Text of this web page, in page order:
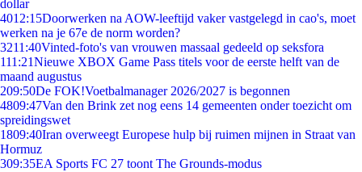
dollar
4012:15Doorwerken na AOW-leeftijd vaker vastgelegd in cao's, moet
werken na je 67e de norm worden?
3211:40Vinted-foto's van vrouwen massaal gedeeld op seksfora
111:21Nieuwe XBOX Game Pass titels voor de eerste helft van de
maand augustus
209:50De FOK!Voetbalmanager 2026/2027 is begonnen
4809:47Van den Brink zet nog eens 14 gemeenten onder toezicht om
spreidingswet
1809:40Iran overweegt Europese hulp bij ruimen mijnen in Straat van
Hormuz
309:35EA Sports FC 27 toont The Grounds-modus